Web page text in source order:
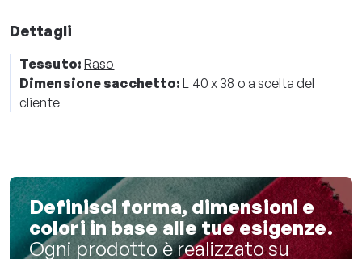
Dettagli
Tessuto: Raso
Dimensione sacchetto: L 40 x 38 o a scelta del
cliente
Definisci forma, dimensioni e
colori in base alle tue esigenze.
Ogni prodotto è realizzato su